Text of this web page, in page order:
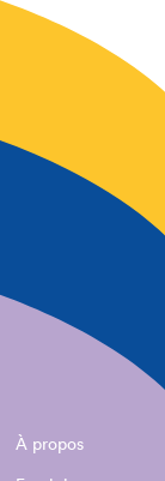
À propos